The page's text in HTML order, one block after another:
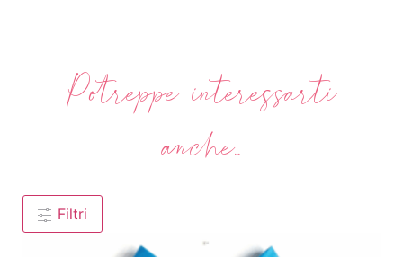
Potreppe interessarti
anche...
Filtri